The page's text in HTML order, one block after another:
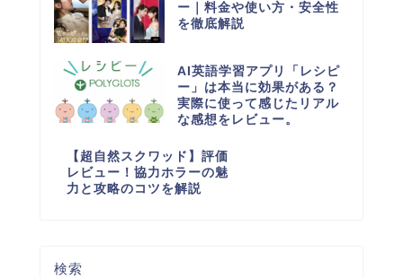
ー｜料金や使い方・安全性
を徹底解説
AI英語学習アプリ「レシピ
ー」は本当に効果がある？
実際に使って感じたリアル
な感想をレビュー。
【超自然スクワッド】評価
レビュー！協力ホラーの魅
力と攻略のコツを解説
検索